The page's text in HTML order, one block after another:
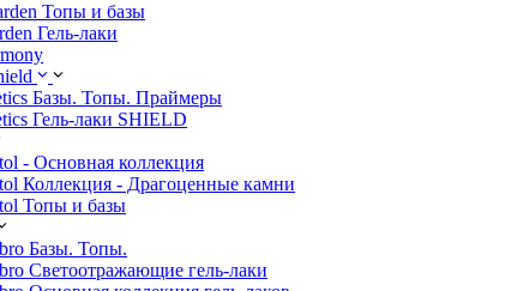
Топы и базы
Гель-лаки
Базы. Топы. Праймеры
Гель-лаки SHIELD
- Oснoвнaя коллекция
Коллекция - Драгоценные камни
Топы и базы
Базы. Топы.
Светоотражающие гель-лаки